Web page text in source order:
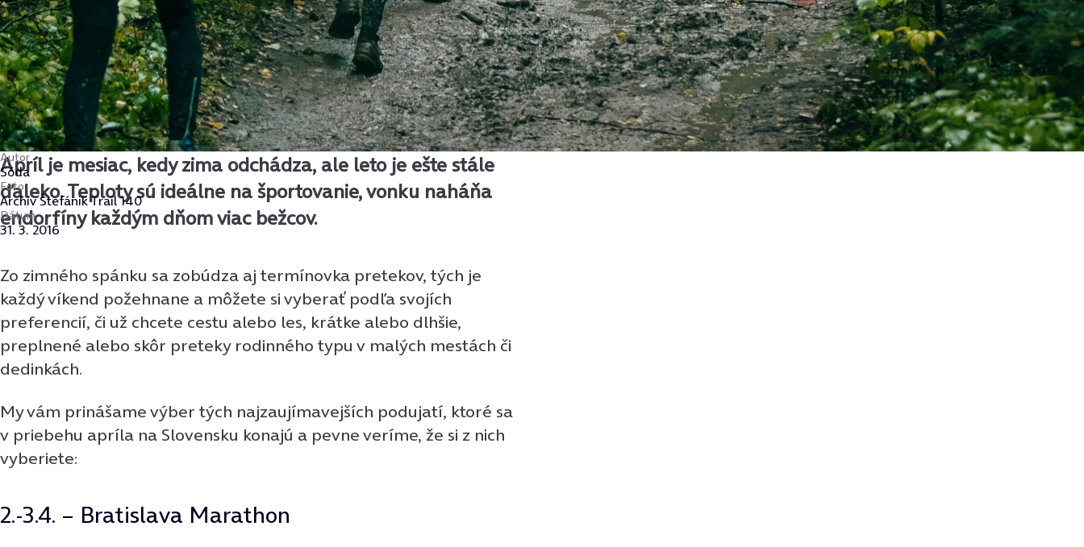
Autor
Sóda
Foto
Archiv Štefánik Trail 140
Dátum
31. 3. 2016
Apríl je mesiac, kedy zima odchádza, ale leto je ešte stále
ďaleko. Teploty sú ideálne na športovanie, vonku naháňa
endorfíny každým dňom viac bežcov.
Zo zimného spánku sa zobúdza aj termínovka pretekov, tých je
každý víkend požehnane a môžete si vyberať podľa svojích
preferencií, či už chcete cestu alebo les, krátke alebo dlhšie,
preplnené alebo skôr preteky rodinného typu v malých mestách či
dedinkách.
My vám prinášame výber tých najzaujímavejších podujatí, ktoré sa
v priebehu apríla na Slovensku konajú a pevne veríme, že si z nich
vyberiete:
2.-3.4. – Bratislava Marathon